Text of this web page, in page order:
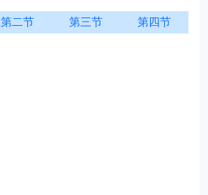
第二节 第三节 第四节